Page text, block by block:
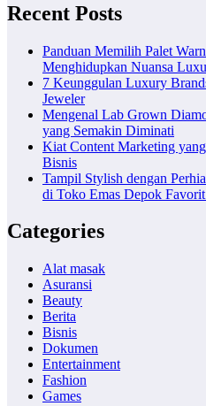
Recent Posts
Panduan Memilih Palet
Menghidupkan Nuansa
7 Keunggulan Luxury
Jeweler
Mengenal Lab Grown
yang Semakin Diminati
Kiat Content Marketing
Bisnis
Tampil Stylish dengan
di Toko Emas Depok
Categories
Alat masak
Asuransi
Beauty
Berita
Bisnis
Dokumen
Entertainment
Fashion
Games